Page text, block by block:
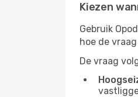
Kiezen
Gebruik
hoe de
De vraag